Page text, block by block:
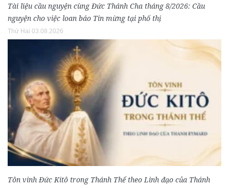
Tài liệu cầu nguyện cùng Đức Thánh Cha tháng 8/2026: Cầu
nguyện cho việc loan báo Tin mừng tại phố thị
Thứ Hai 03.08.2026
Tôn vinh Đức Kitô trong Thánh Thể theo Linh đạo của Thánh